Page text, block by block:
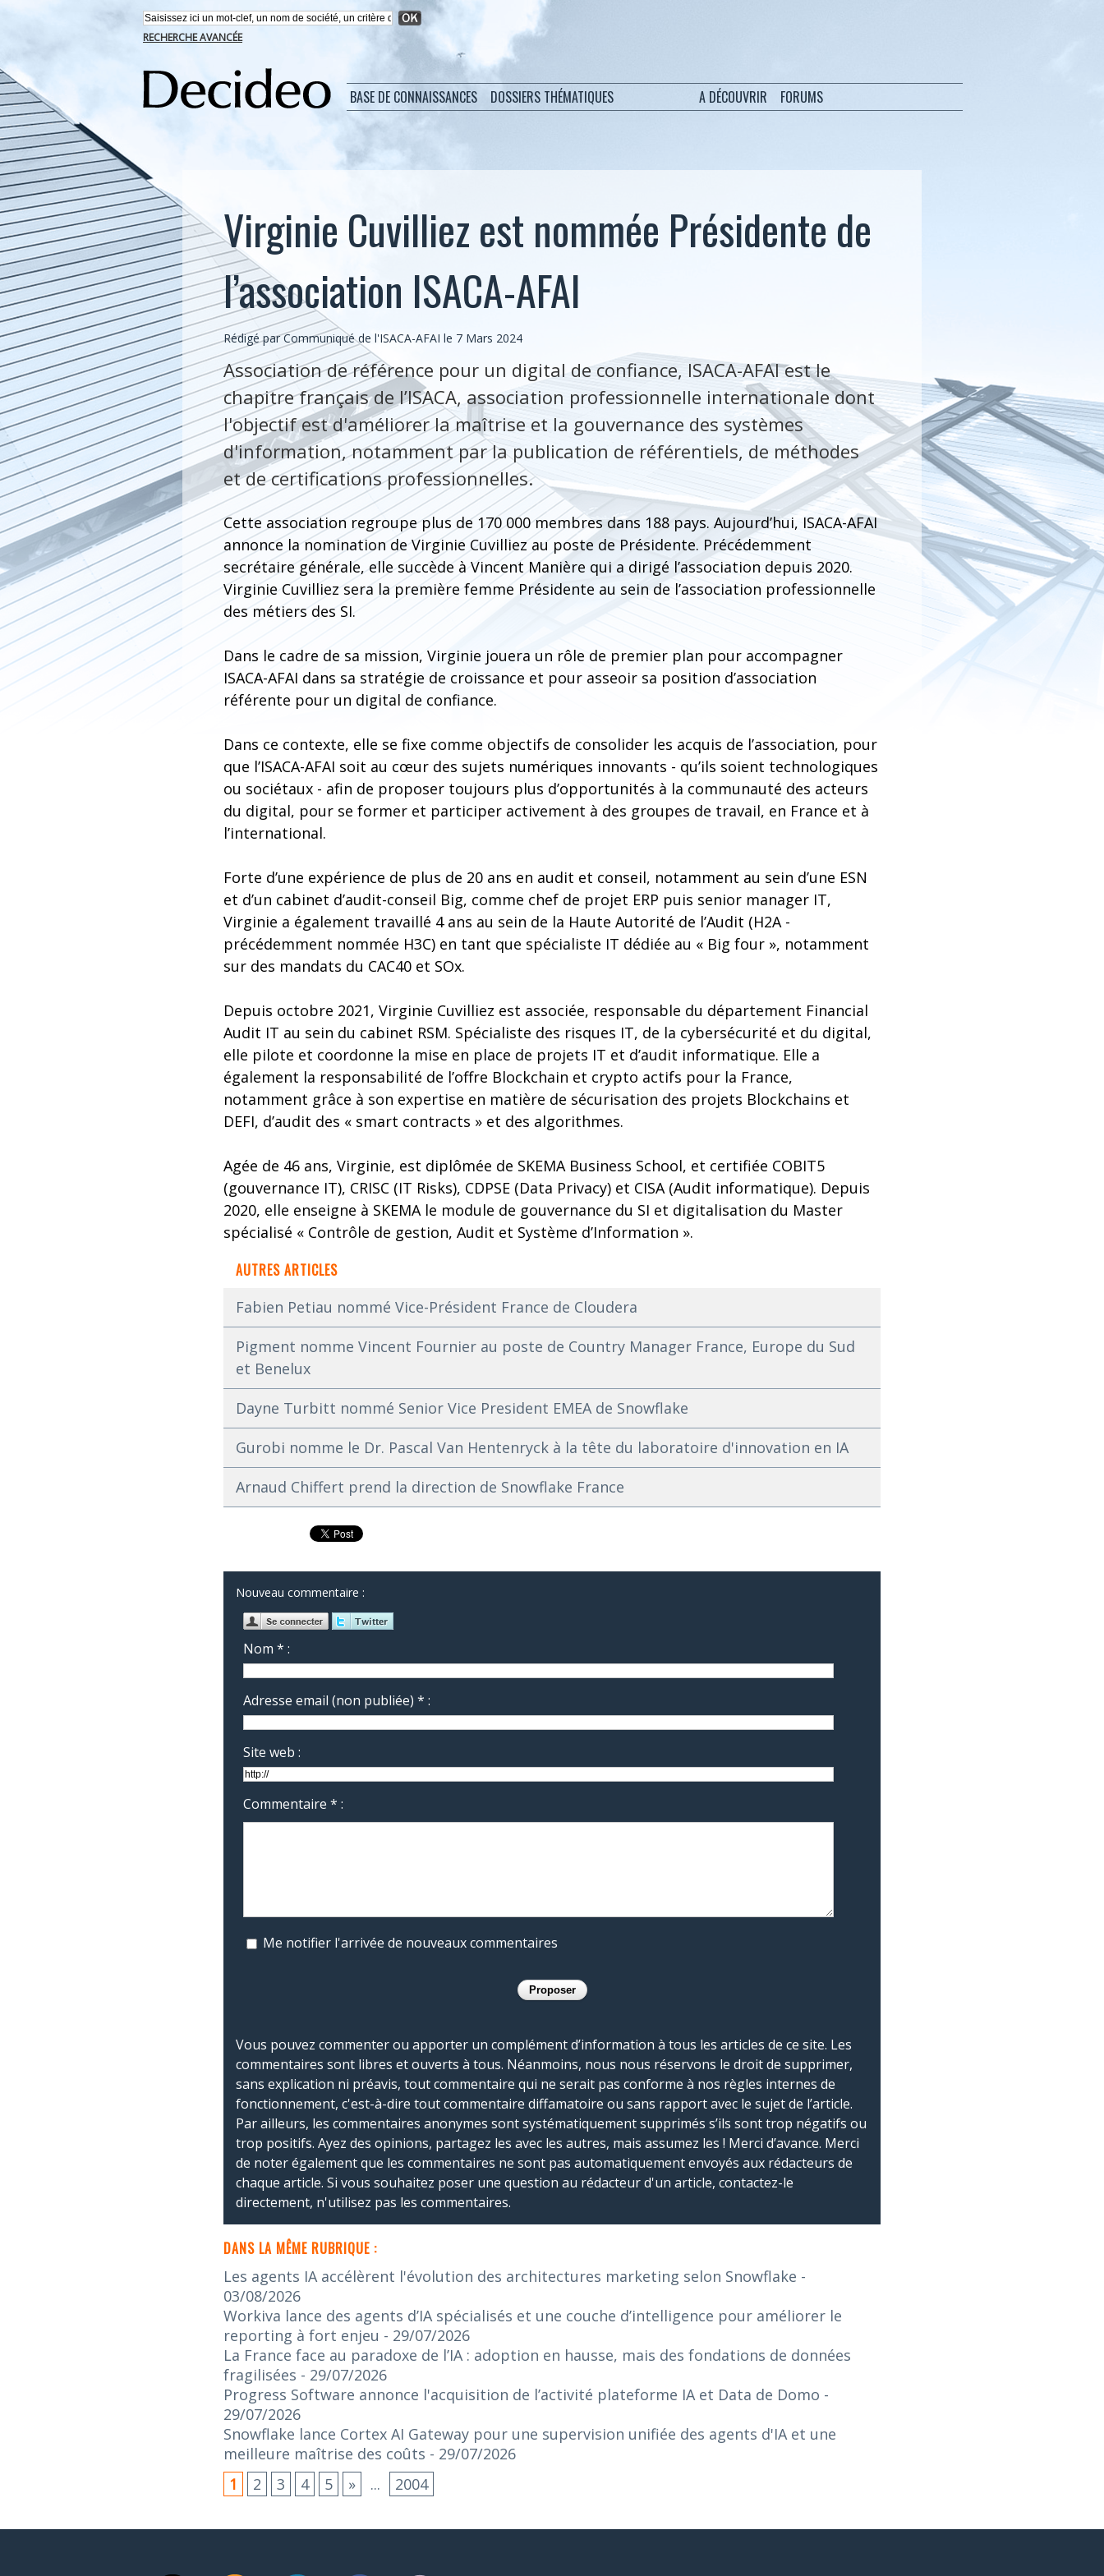
RECHERCHE AVANCÉE
BASE DE CONNAISSANCES DOSSIERS THÉMATIQUES A DÉCOUVRIR FORUMS
Virginie Cuvilliez est nommée Présidente de
l’association ISACA-AFAI
Rédigé par Communiqué de l'ISACA-AFAI le 7 Mars 2024
Association de référence pour un digital de confiance, ISACA-AFAI est le
chapitre français de l’ISACA, association professionnelle internationale dont
l'objectif est d'améliorer la maîtrise et la gouvernance des systèmes
d'information, notamment par la publication de référentiels, de méthodes
et de certifications professionnelles.
Cette association regroupe plus de 170 000 membres dans 188 pays. Aujourd’hui, ISACA-AFAI
annonce la nomination de Virginie Cuvilliez au poste de Présidente. Précédemment
secrétaire générale, elle succède à Vincent Manière qui a dirigé l’association depuis 2020.
Virginie Cuvilliez sera la première femme Présidente au sein de l’association professionnelle
des métiers des SI.
Dans le cadre de sa mission, Virginie jouera un rôle de premier plan pour accompagner
ISACA-AFAI dans sa stratégie de croissance et pour asseoir sa position d’association
référente pour un digital de confiance.
Dans ce contexte, elle se fixe comme objectifs de consolider les acquis de l’association, pour
que l’ISACA-AFAI soit au cœur des sujets numériques innovants - qu’ils soient technologiques
ou sociétaux - afin de proposer toujours plus d’opportunités à la communauté des acteurs
du digital, pour se former et participer activement à des groupes de travail, en France et à
l’international.
Forte d’une expérience de plus de 20 ans en audit et conseil, notamment au sein d’une ESN
et d’un cabinet d’audit-conseil Big, comme chef de projet ERP puis senior manager IT,
Virginie a également travaillé 4 ans au sein de la Haute Autorité de l’Audit (H2A -
précédemment nommée H3C) en tant que spécialiste IT dédiée au « Big four », notamment
sur des mandats du CAC40 et SOx.
Depuis octobre 2021, Virginie Cuvilliez est associée, responsable du département Financial
Audit IT au sein du cabinet RSM. Spécialiste des risques IT, de la cybersécurité et du digital,
elle pilote et coordonne la mise en place de projets IT et d’audit informatique. Elle a
également la responsabilité de l’offre Blockchain et crypto actifs pour la France,
notamment grâce à son expertise en matière de sécurisation des projets Blockchains et
DEFI, d’audit des « smart contracts » et des algorithmes.
Agée de 46 ans, Virginie, est diplômée de SKEMA Business School, et certifiée COBIT5
(gouvernance IT), CRISC (IT Risks), CDPSE (Data Privacy) et CISA (Audit informatique). Depuis
2020, elle enseigne à SKEMA le module de gouvernance du SI et digitalisation du Master
spécialisé « Contrôle de gestion, Audit et Système d’Information ».
AUTRES ARTICLES
Fabien Petiau nommé Vice-Président France de Cloudera
Pigment nomme Vincent Fournier au poste de Country Manager France, Europe du Sud
et Benelux
Dayne Turbitt nommé Senior Vice President EMEA de Snowflake
Gurobi nomme le Dr. Pascal Van Hentenryck à la tête du laboratoire d'innovation en IA
Arnaud Chiffert prend la direction de Snowflake France
Nouveau commentaire :
Nom * :
Adresse email (non publiée) * :
Site web :
Commentaire * :
Me notifier l'arrivée de nouveaux commentaires
Vous pouvez commenter ou apporter un complément d’information à tous les articles de ce site. Les
commentaires sont libres et ouverts à tous. Néanmoins, nous nous réservons le droit de supprimer,
sans explication ni préavis, tout commentaire qui ne serait pas conforme à nos règles internes de
fonctionnement, c'est-à-dire tout commentaire diffamatoire ou sans rapport avec le sujet de l’article.
Par ailleurs, les commentaires anonymes sont systématiquement supprimés s’ils sont trop négatifs ou
trop positifs. Ayez des opinions, partagez les avec les autres, mais assumez les ! Merci d’avance. Merci
de noter également que les commentaires ne sont pas automatiquement envoyés aux rédacteurs de
chaque article. Si vous souhaitez poser une question au rédacteur d'un article, contactez-le
directement, n'utilisez pas les commentaires.
DANS LA MÊME RUBRIQUE :
Les agents IA accélèrent l'évolution des architectures marketing selon Snowflake -
03/08/2026
Workiva lance des agents d’IA spécialisés et une couche d’intelligence pour améliorer le
reporting à fort enjeu - 29/07/2026
La France face au paradoxe de l’IA : adoption en hausse, mais des fondations de données
fragilisées - 29/07/2026
Progress Software annonce l'acquisition de l’activité plateforme IA et Data de Domo -
29/07/2026
Snowflake lance Cortex AI Gateway pour une supervision unifiée des agents d'IA et une
meilleure maîtrise des coûts - 29/07/2026
1
2 3 4 5 » ... 2004